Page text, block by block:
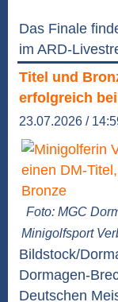
Das Finale
im ARD-
Titel und
erfolgreich bei
23.07.2026 /
Foto: MGC
Minigolfsport
Bildstock/
Dormagen-
Deutschen